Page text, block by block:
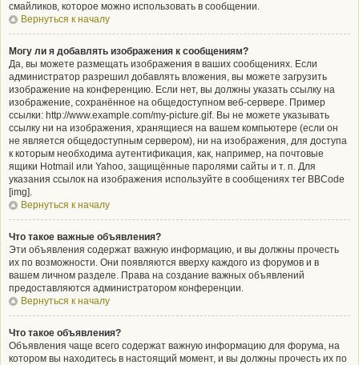
смайликов, которое можно использовать в сообщении.
Вернуться к началу
Могу ли я добавлять изображения к сообщениям?
Да, вы можете размещать изображения в ваших сообщениях. Если
администратор разрешил добавлять вложения, вы можете загрузить
изображение на конференцию. Если нет, вы должны указать ссылку на
изображение, сохранённое на общедоступном веб-сервере. Пример
ссылки: http://www.example.com/my-picture.gif. Вы не можете указывать
ссылку ни на изображения, хранящиеся на вашем компьютере (если он
не является общедоступным сервером), ни на изображения, для доступа
к которым необходима аутентификация, как, например, на почтовые
ящики Hotmail или Yahoo, защищённые паролями сайты и т. п. Для
указания ссылок на изображения используйте в сообщениях тег BBCode
[img].
Вернуться к началу
Что такое важные объявления?
Эти объявления содержат важную информацию, и вы должны прочесть
их по возможности. Они появляются вверху каждого из форумов и в
вашем личном разделе. Права на создание важных объявлений
предоставляются администратором конференции.
Вернуться к началу
Что такое объявления?
Объявления чаще всего содержат важную информацию для форума, на
котором вы находитесь в настоящий момент, и вы должны прочесть их по